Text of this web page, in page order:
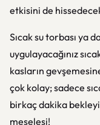
etkisini de
Sıcak su torbası ya
uygulayacağınız
kasların
çok kolay; sadece
birkaç dakika
meselesi!